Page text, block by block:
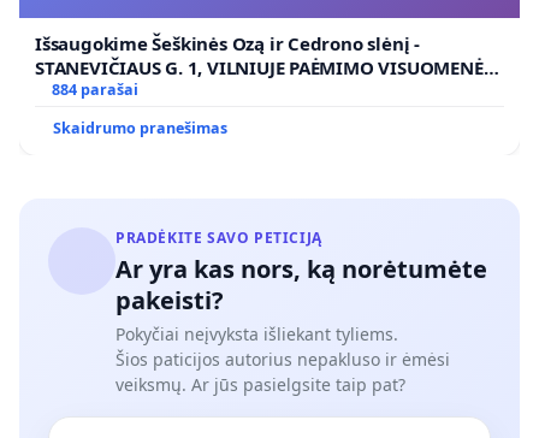
Išsaugokime Šeškinės Ozą ir Cedrono slėnį -
STANEVIČIAUS G. 1, VILNIUJE PAĖMIMO VISUOMENĖS
POREIKIAMS (IŠPIRKIMO) IR JO PRITAIKYMO VIEŠAJAI
ŽELDYNŲ FUNKCIJAI
884 parašai
Skaidrumo pranešimas
PRADĖKITE SAVO PETICIJĄ
Ar yra kas nors, ką norėtumėte
pakeisti?
Pokyčiai neįvyksta išliekant tyliems.
Šios paticijos autorius nepakluso ir ėmėsi
veiksmų. Ar jūs pasielgsite taip pat?